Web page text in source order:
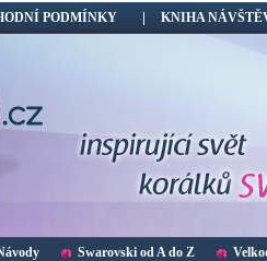
PODMÍNKY KNIHA
Swarovski od A do Z